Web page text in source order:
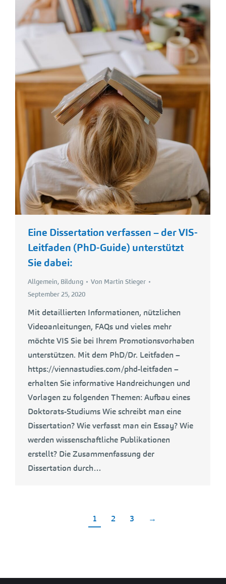
Eine Dissertation verfassen – der VIS-
Leitfaden (PhD-Guide) unterstützt
Sie dabei:
Allgemein, Bildung Von Martin Stieger
September 25, 2020
Mit detaillierten Informationen, nützlichen
Videoanleitungen, FAQs und vieles mehr
möchte VIS Sie bei Ihrem Promotionsvorhaben
unterstützen. Mit dem PhD/Dr. Leitfaden –
https://viennastudies.com/phd-leitfaden –
erhalten Sie informative Handreichungen und
Vorlagen zu folgenden Themen: Aufbau eines
Doktorats-Studiums Wie schreibt man eine
Dissertation? Wie verfasst man ein Essay? Wie
werden wissenschaftliche Publikationen
erstellt? Die Zusammenfassung der
Dissertation durch…
1 2 3 →